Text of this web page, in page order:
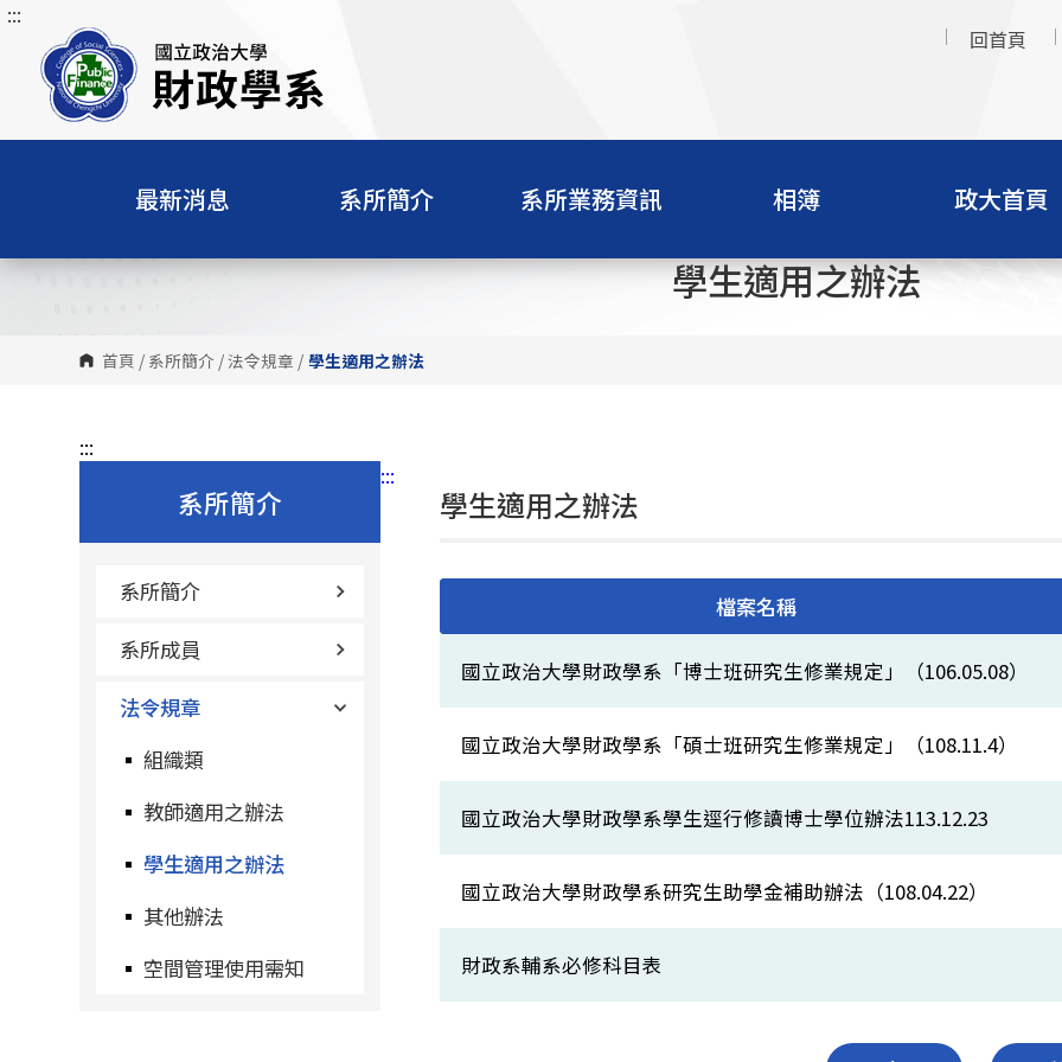
跳
內
:::
回首頁
最新消息 系所簡介 系所業務資訊 相簿 政大首頁
學生適用之辦法
首頁 / 系所簡介 / 法令規章 / 學生適用之辦法
:::
系所簡介
系所簡介
系所成員
法令規章
組織類
教師適用之辦法
學生適用之辦法
其他辦法
空間管理使用需知
:::
學生適用之辦法
檔案名稱
國立政治大學財政學系「博士班研究生修業規定」（106.05.08）
國立政治大學財政學系「碩士班研究生修業規定」（108.11.4）
國立政治大學財政學系學生逕行修讀博士學位辦法113.12.23
國立政治大學財政學系研究生助學金補助辦法（108.04.22）
財政系輔系必修科目表